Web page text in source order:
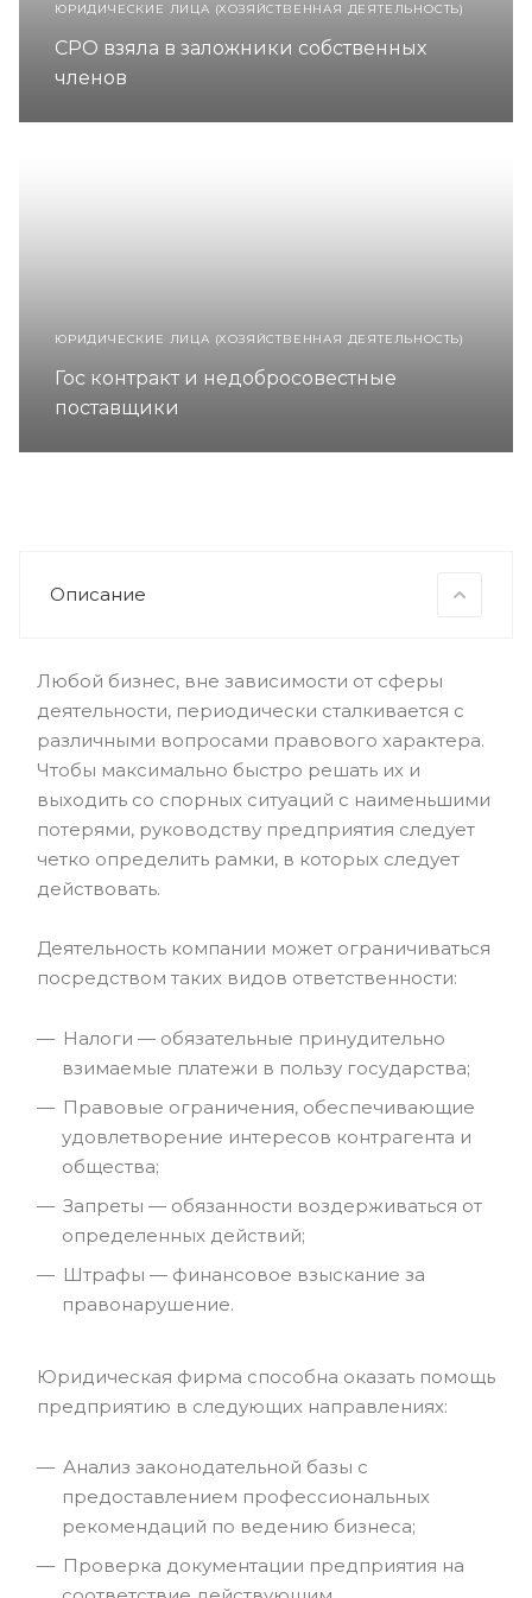
ЮРИДИЧЕСКИЕ ЛИЦА (ХОЗЯЙСТВЕННАЯ ДЕЯТЕЛЬНОСТЬ)
СРО взяла в заложники собственных
членов
ЮРИДИЧЕСКИЕ ЛИЦА (ХОЗЯЙСТВЕННАЯ ДЕЯТЕЛЬНОСТЬ)
Гос контракт и недобросовестные
поставщики
Описание
Любой бизнес, вне зависимости от сферы
деятельности, периодически сталкивается с
различными вопросами правового характера.
Чтобы максимально быстро решать их и
выходить со спорных ситуаций с наименьшими
потерями, руководству предприятия следует
четко определить рамки, в которых следует
действовать.
Деятельность компании может ограничиваться
посредством таких видов ответственности:
Налоги — обязательные принудительно
взимаемые платежи в пользу государства;
Правовые ограничения, обеспечивающие
удовлетворение интересов контрагента и
общества;
Запреты — обязанности воздерживаться от
определенных действий;
Штрафы — финансовое взыскание за
правонарушение.
Юридическая фирма способна оказать помощь
предприятию в следующих направлениях:
Анализ законодательной базы с
предоставлением профессиональных
рекомендаций по ведению бизнеса;
Проверка документации предприятия на